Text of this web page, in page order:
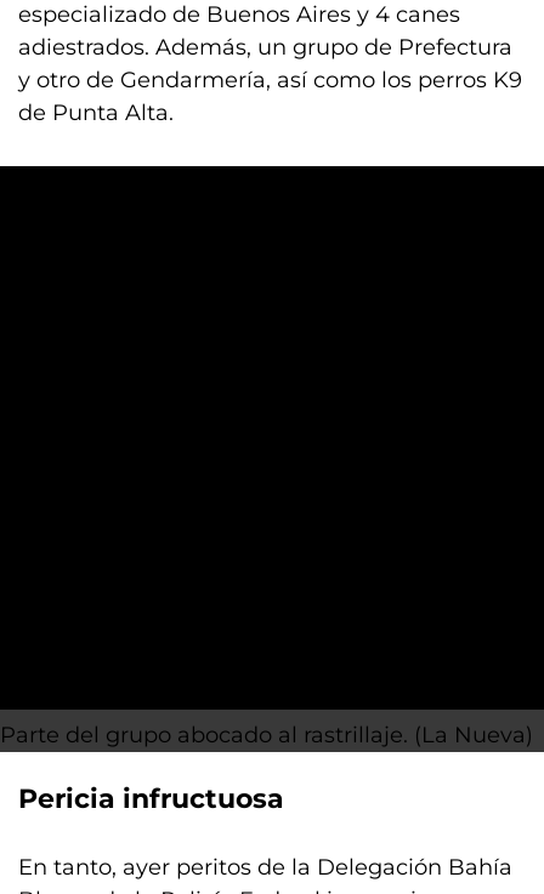
especializado de Buenos Aires y 4 canes
adiestrados. Además, un grupo de Prefectura
y otro de Gendarmería, así como los perros K9
de Punta Alta.
Parte del grupo abocado al rastrillaje. (La Nueva)
Pericia infructuosa
En tanto, ayer peritos de la Delegación Bahía